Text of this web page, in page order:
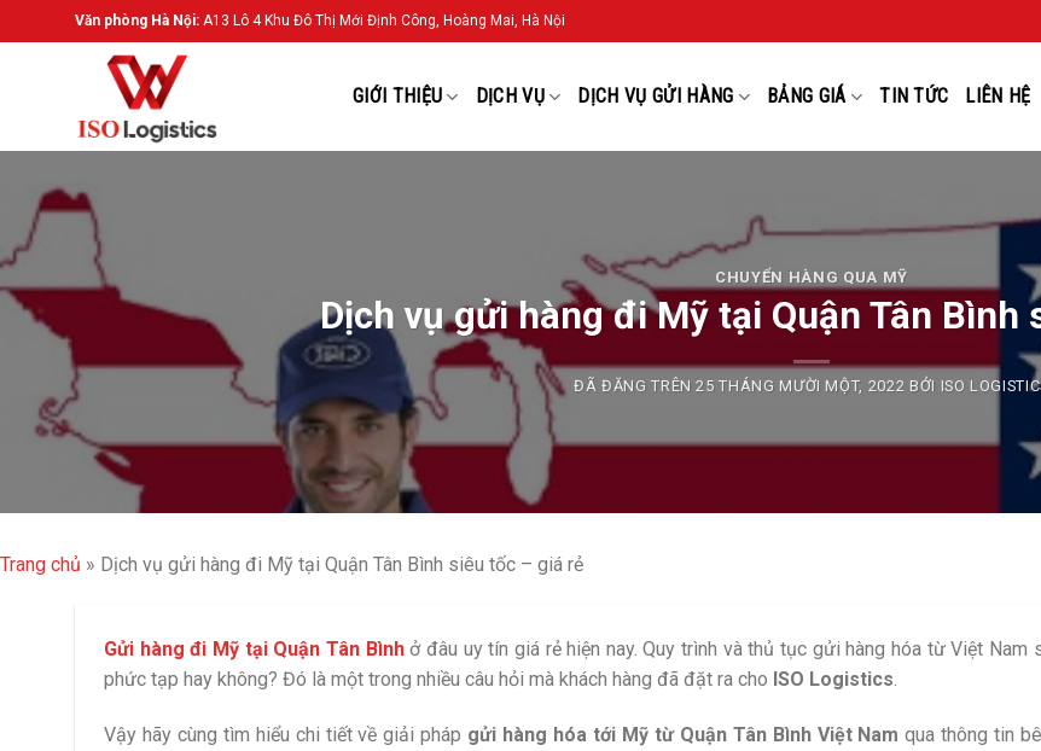
đến
Văn phòng Hà Nội: A13 Lô 4 Khu Đô Thị Mới Định Công, Hoàng Mai, Hà Nội
GIỚI THIỆU DỊCH VỤ DỊCH VỤ GỬI HÀNG BẢNG GIÁ TIN TỨC LIÊN HỆ
CHUYỂN HÀNG QUA MỸ
Dịch vụ gửi hàng đi Mỹ tại Quận Tân Bình
ĐÃ ĐĂNG TRÊN25 THÁNG MƯỜI MỘT, 2022 BỞI ISO
Trang chủ » Dịch vụ gửi hàng đi Mỹ tại Quận Tân Bình siêu tốc – giá rẻ
Gửi hàng đi Mỹ tại Quận Tân Bìnhở đâu uy tín giá rẻ hiện nay. Quy trình và thủ tục gửi hàng hóa từ Việt Nam
phức tạp hay không? Đó là một trong nhiều câu hỏi mà khách hàng đã đặt ra cho ISO Logistics
Vậy hãy cùng tìm hiểu chi tiết về giải pháp gửi hàng hóa tới Mỹ từ Quận Tân Bình Việt Nam qua thông tin